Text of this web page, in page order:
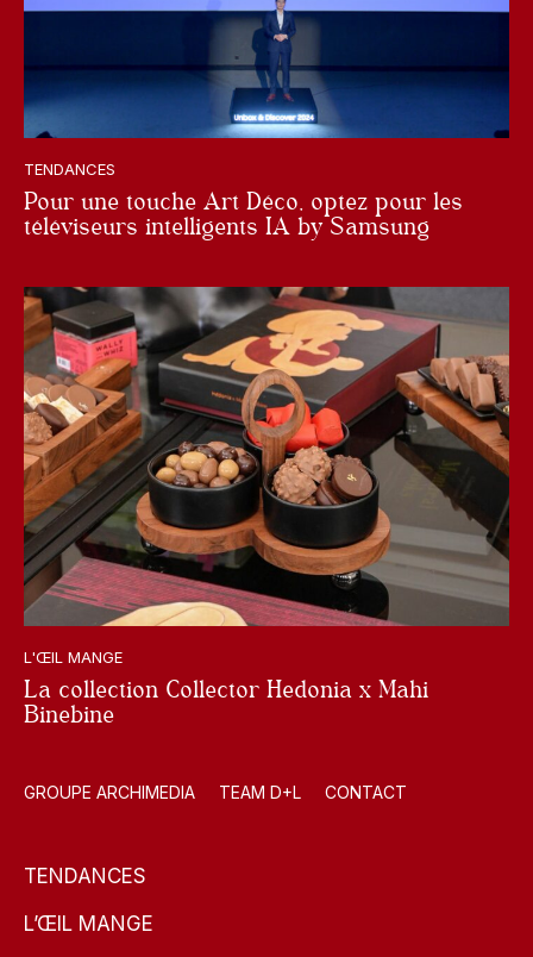
TENDANCES
Pour une touche Art Déco, optez pour les
téléviseurs intelligents IA by Samsung
L'ŒIL MANGE
La collection Collector Hedonia x Mahi
Binebine
GROUPE ARCHIMEDIA TEAM D+L CONTACT
TENDANCES
L’ŒIL MANGE